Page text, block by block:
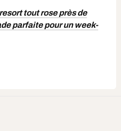
tout rose près de
parfaite pour un week-